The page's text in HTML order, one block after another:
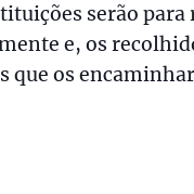
serão para
e, os
que os